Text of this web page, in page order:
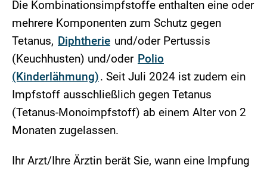
Die Kombinationsimpfstoffe enthalten eine oder
mehrere Komponenten zum Schutz gegen
Tetanus, Diphtherie und/oder Pertussis
(Keuchhusten) und/oder Polio
(Kinderlähmung). Seit Juli 2024 ist zudem ein
Impfstoff ausschließlich gegen Tetanus
(Tetanus-Monoimpfstoff) ab einem Alter von 2
Monaten zugelassen.
Ihr Arzt/Ihre Ärztin berät Sie, wann eine Impfung